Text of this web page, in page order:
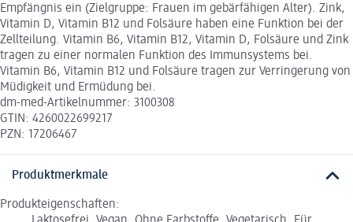
Empfängnis ein (Zielgruppe: Frauen im gebärfähigen Alter). Zink,
Vitamin D, Vitamin B12 und Folsäure haben eine Funktion bei der
Zellteilung. Vitamin B6, Vitamin B12, Vitamin D, Folsäure und Zink
tragen zu einer normalen Funktion des Immunsystems bei.
Vitamin B6, Vitamin B12 und Folsäure tragen zur Verringerung von
Müdigkeit und Ermüdung bei.
dm-med-Artikelnummer: 3100308
GTIN: 4260022699217
PZN: 17206467
Produktmerkmale
Produkteigenschaften: